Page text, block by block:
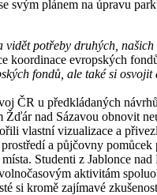
plánem na úpravu
vidět potřeby druhých,
koordinace evropských
fondů, ale také si
ČR u předkládaných
nad Sázavou obnovit
vlastní vizualizace a
a půjčovny
Studenti z Jablonce
aktivitám
si kromě zajímavé